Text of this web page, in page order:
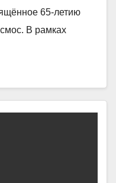
65-летию
В рамках